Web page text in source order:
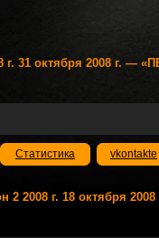
г. 31 октября 2008 г. —
Статистика vkontakte
2 2008 г. 18 октября